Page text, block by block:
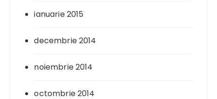
ianuarie 2015
decembrie 2014
noiembrie 2014
octombrie 2014